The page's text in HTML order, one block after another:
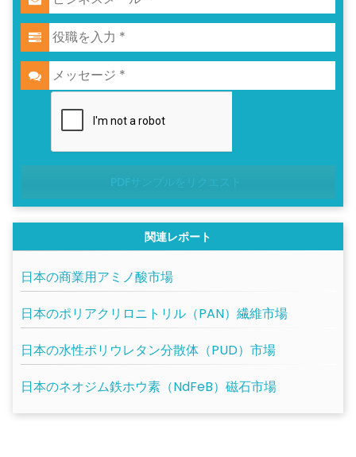
関連レポート
日本の商業用アミノ酸市場
日本のポリアクリロニトリル（PAN）繊維市場
日本の水性ポリウレタン分散体（PUD）市場
日本のネオジム鉄ホウ素（NdFeB）磁石市場